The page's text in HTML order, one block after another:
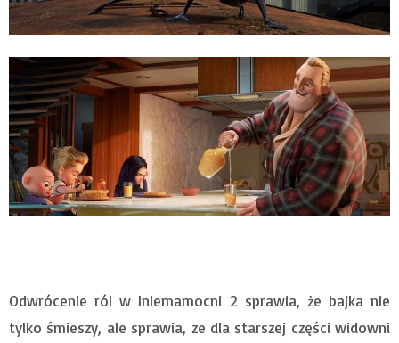
Odwrócenie ról w Iniemamocni 2 sprawia, że bajka nie
tylko śmieszy, ale sprawia, ze dla starszej części widowni